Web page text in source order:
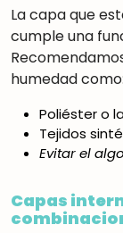
La capa que
cumple una
humedad como:
Poliéster o
Tejidos
Evitar el
Capas